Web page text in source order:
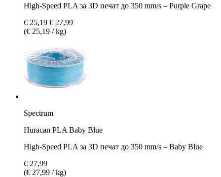
High-Speed PLA за 3D печат до 350 mm/s – Purple Grape
€ 25,19 € 27,99
(€ 25,19 / kg)
Spectrum
Huracan PLA Baby Blue
High-Speed PLA за 3D печат до 350 mm/s – Baby Blue
€ 27,99
(€ 27,99 / kg)